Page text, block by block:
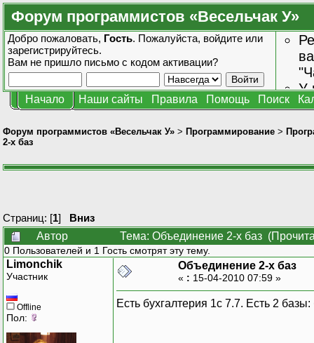
Форум программистов «Весельчак У»
Добро пожаловать, Гость. Пожалуйста, войдите или
зарегистрируйтесь.
Вам не пришло письмо с кодом активации?
У
Начало Наши сайты Правила Помощь Поиск
Форум программистов «Весельчак У» > Программирование >
2-х баз
Страниц: [1] Вниз
Автор
Тема: Объединение 2-х баз
0 Пользователей и 1 Гость смотрят эту тему.
Limonchik
Участник
Offline
Пол:
Объединение 2-х баз
« : 15-04-2010 07:59 »
Есть бухгалтерия 1с 7.7. Есть 2